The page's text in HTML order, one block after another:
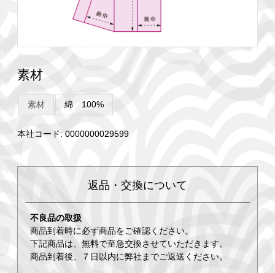
素材
素材 綿 100%
本社コード: 0000000029599
返品・交換について
不良品の取扱
商品到着時に必ず商品をご確認ください。
下記商品は、無料で至急交換させていただきます。
商品到着後、７日以内に弊社までご返送ください。